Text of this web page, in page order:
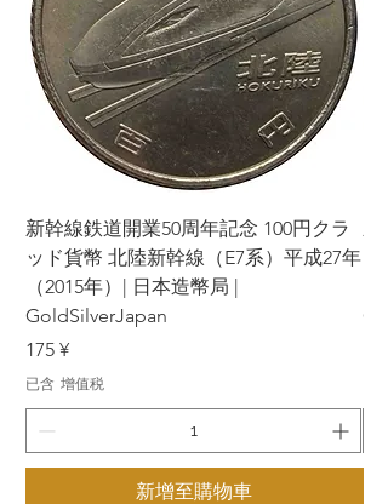
新幹線鉄道開業50周年記念 100円クラ
ッド貨幣 北陸新幹線（E7系）平成27年
（2015年）| 日本造幣局 |
GoldSilverJapan
價格
175 ¥
已含 增值税
新增至購物車